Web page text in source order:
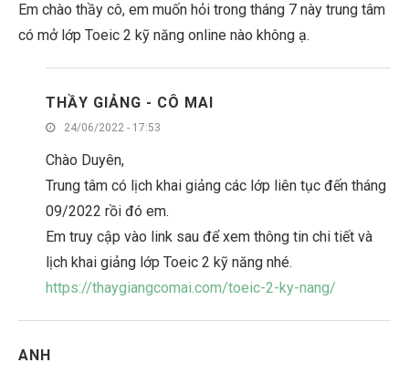
Em chào thầy cô, em muốn hỏi trong tháng 7 này trung tâm
có mở lớp Toeic 2 kỹ năng online nào không ạ.
THẦY GIẢNG - CÔ MAI
24/06/2022 - 17:53
Chào Duyên,
Trung tâm có lịch khai giảng các lớp liên tục đến tháng
09/2022 rồi đó em.
Em truy cập vào link sau để xem thông tin chi tiết và
lịch khai giảng lớp Toeic 2 kỹ năng nhé.
https://thaygiangcomai.com/toeic-2-ky-nang/
ANH